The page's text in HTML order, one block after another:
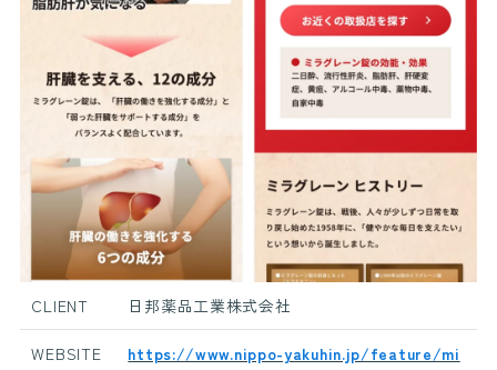
CLIENT 日邦薬品工業株式会社
WEBSITE https://www.nippo-yakuhin.jp/feature/mi